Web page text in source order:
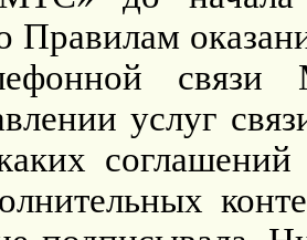
Правилам
услуг
соглашений